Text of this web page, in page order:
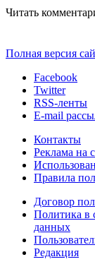
Читать
Полная версия
Facebook
Twitter
RSS-ленты
E-mail
Контакты
Реклама на
Правила
Договор
Политика в
данных
Редакция